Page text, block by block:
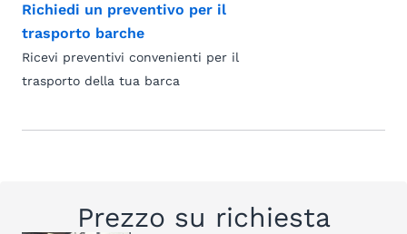
Richiedi un preventivo per il
trasporto barche
Ricevi preventivi convenienti per il
trasporto della tua barca
Prezzo su richiesta